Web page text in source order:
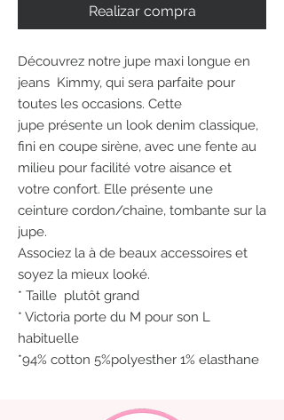
Realizar compra
Découvrez notre jupe maxi longue en
jeans Kimmy, qui sera parfaite pour
toutes les occasions. Cette
jupe présente un look denim classique,
fini en coupe sirène, avec une fente au
milieu pour facilité votre aisance et
votre confort. Elle présente une
ceinture cordon/chaine, tombante sur la
jupe.
Associez la à de beaux accessoires et
soyez la mieux looké.
* Taille plutôt grand
* Victoria porte du M pour son L
habituelle
*94% cotton 5%polyesther 1% elasthane